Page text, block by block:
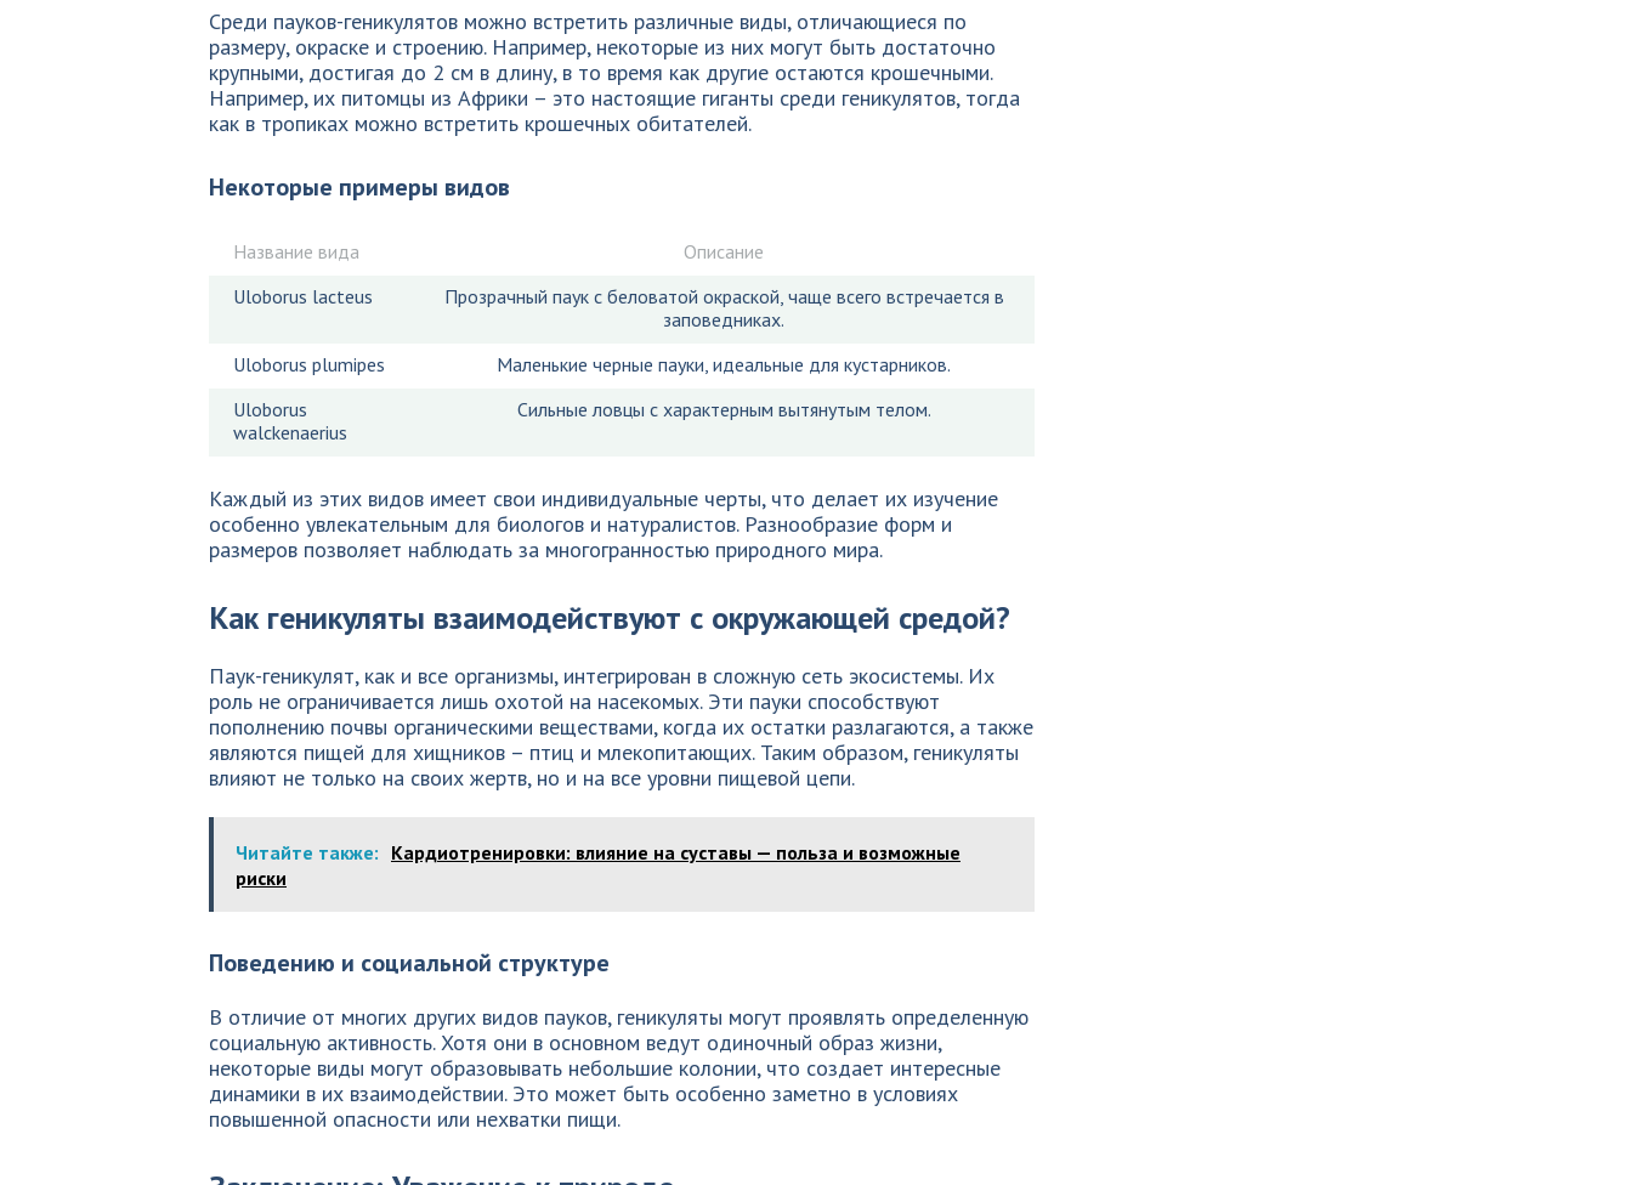
Среди пауков-геникулятов можно встретить различные виды, отличающиеся по
размеру, окраске и строению. Например, некоторые из них могут быть достаточно
крупными, достигая до 2 см в длину, в то время как другие остаются крошечными.
Например, их питомцы из Африки – это настоящие гиганты среди геникулятов, тогда
как в тропиках можно встретить крошечных обитателей.
Некоторые примеры видов
Название вида
Описание
Uloborus lacteus
Прозрачный паук с беловатой окраской, чаще всего встречается в
заповедниках.
Uloborus plumipes
Маленькие черные пауки, идеальные для кустарников.
Uloborus
walckenaerius
Сильные ловцы с характерным вытянутым телом.
Каждый из этих видов имеет свои индивидуальные черты, что делает их изучение
особенно увлекательным для биологов и натуралистов. Разнообразие форм и
размеров позволяет наблюдать за многогранностью природного мира.
Как геникуляты взаимодействуют с окружающей средой?
Паук-геникулят, как и все организмы, интегрирован в сложную сеть экосистемы. Их
роль не ограничивается лишь охотой на насекомых. Эти пауки способствуют
пополнению почвы органическими веществами, когда их остатки разлагаются, а также
являются пищей для хищников – птиц и млекопитающих. Таким образом, геникуляты
влияют не только на своих жертв, но и на все уровни пищевой цепи.
Читайте также: Кардиотренировки: влияние на суставы — польза и возможные
риски
Поведению и социальной структуре
В отличие от многих других видов пауков, геникуляты могут проявлять определенную
социальную активность. Хотя они в основном ведут одиночный образ жизни,
некоторые виды могут образовывать небольшие колонии, что создает интересные
динамики в их взаимодействии. Это может быть особенно заметно в условиях
повышенной опасности или нехватки пищи.